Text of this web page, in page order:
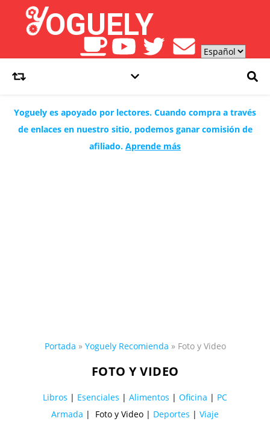
Yoguely es apoyado por lectores. Cuando compra a través
de enlaces en nuestro sitio, podemos ganar comisión de
afiliado. Aprende más
Portada » Yoguely Recomienda » Foto y Video
FOTO Y VIDEO
Libros | Esenciales | Alimentos | Oficina | PC
Armada | Foto y Video | Deportes | Viaje